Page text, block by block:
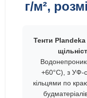
г/м²,
Тенти Plandeka
+60°C), з УФ-
кільцями по